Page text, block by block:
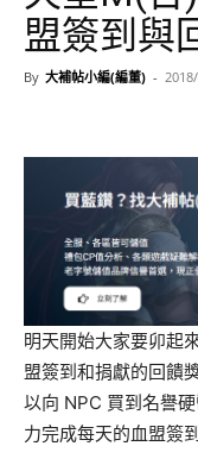
盟簽到與
By 大補帖小編(編董) -
明天開始大家要卯起
盟簽到和捐獻的回饋
以向 NPC 買到名譽
力完成每天的血盟簽